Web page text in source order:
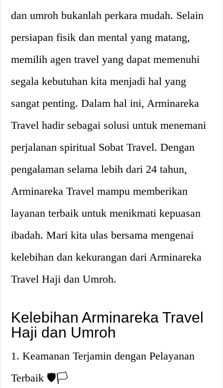
dan umroh bukanlah perkara mudah. Selain
persiapan fisik dan mental yang matang,
memilih agen travel yang dapat memenuhi
segala kebutuhan kita menjadi hal yang
sangat penting. Dalam hal ini, Arminareka
Travel hadir sebagai solusi untuk menemani
perjalanan spiritual Sobat Travel. Dengan
pengalaman selama lebih dari 24 tahun,
Arminareka Travel mampu memberikan
layanan terbaik untuk menikmati kepuasan
ibadah. Mari kita ulas bersama mengenai
kelebihan dan kekurangan dari Arminareka
Travel Haji dan Umroh.
Kelebihan Arminareka Travel
Haji dan Umroh
1. Keamanan Terjamin dengan Pelayanan
Terbaik 🛡🏳